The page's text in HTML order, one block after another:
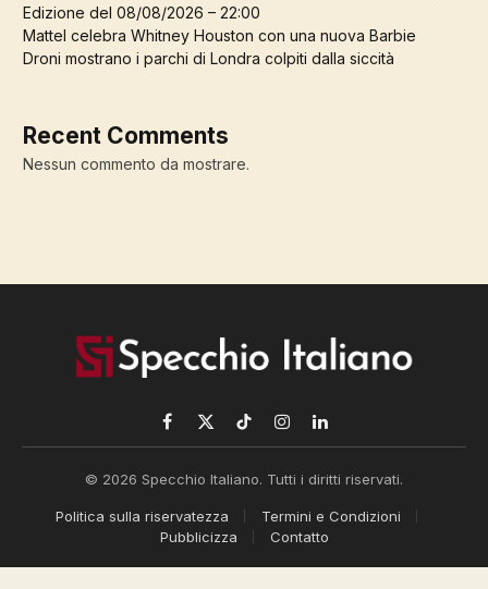
Edizione del 08/08/2026 – 22:00
Mattel celebra Whitney Houston con una nuova Barbie
Droni mostrano i parchi di Londra colpiti dalla siccità
Recent Comments
Nessun commento da mostrare.
Facebook
X
TikTokInstagramLinkedIn
© 2026 Specchio Italiano. Tutti i diritti riservati.
Politica sulla riservatezza
Termini e Condizioni
Pubblicizza
Contatto